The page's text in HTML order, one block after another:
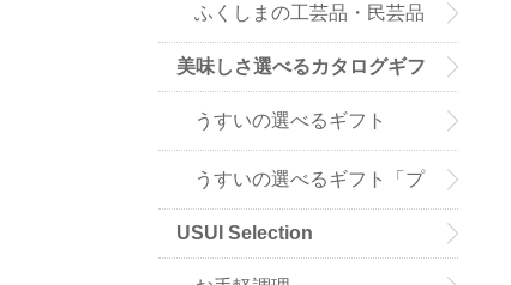
ふくしまの工芸品・民芸品
美味しさ選べるカタログギフ
うすいの選べるギフト
「ア・ラ・グルメ」
うすいの選べるギフト「プ
ルミエ」
USUI Selection